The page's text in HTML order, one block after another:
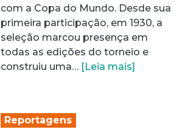
com a Copa do Mundo. Desde sua
primeira participação, em 1930, a
seleção marcou presença em
todas as edições do torneio e
construiu uma… [Leia mais]
Reportagens